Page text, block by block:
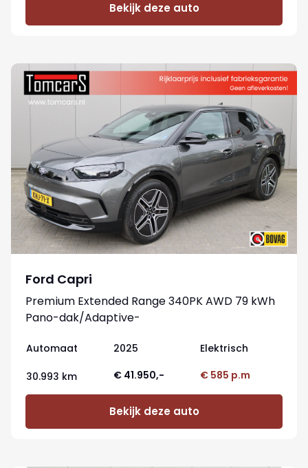
Bekijk deze auto
Ford Capri
Premium Extended Range 340PK AWD 79 kWh
Pano-dak/Adaptive-
Automaat 2025 Elektrisch
30.993 km € 41.950,- € 585 p.m
Bekijk deze auto